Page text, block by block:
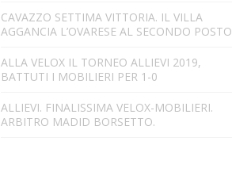
CAVAZZO SETTIMA VITTORIA. IL VILLA
AGGANCIA L’OVARESE AL SECONDO POSTO
ALLA VELOX IL TORNEO ALLIEVI 2019,
BATTUTI I MOBILIERI PER 1-0
ALLIEVI. FINALISSIMA VELOX-MOBILIERI.
ARBITRO MADID BORSETTO.